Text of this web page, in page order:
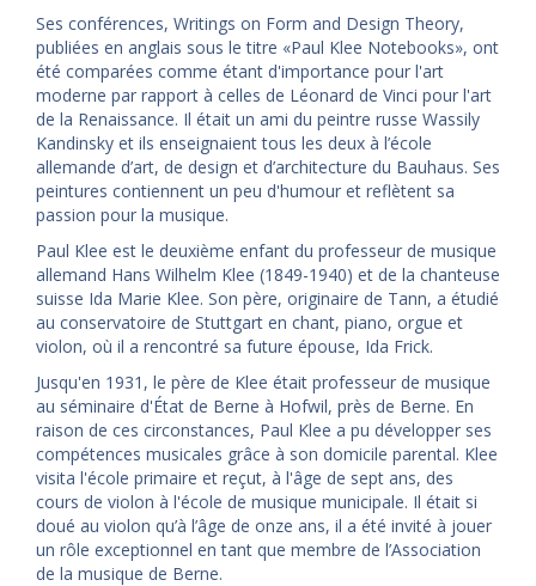
Ses conférences, Writings on Form and Design Theory,
publiées en anglais sous le titre «Paul Klee Notebooks», ont
été comparées comme étant d'importance pour l'art
moderne par rapport à celles de Léonard de Vinci pour l'art
de la Renaissance. Il était un ami du peintre russe Wassily
Kandinsky et ils enseignaient tous les deux à l’école
allemande d’art, de design et d’architecture du Bauhaus. Ses
peintures contiennent un peu d'humour et reflètent sa
passion pour la musique.
Paul Klee est le deuxième enfant du professeur de musique
allemand Hans Wilhelm Klee (1849-1940) et de la chanteuse
suisse Ida Marie Klee. Son père, originaire de Tann, a étudié
au conservatoire de Stuttgart en chant, piano, orgue et
violon, où il a rencontré sa future épouse, Ida Frick.
Jusqu'en 1931, le père de Klee était professeur de musique
au séminaire d'État de Berne à Hofwil, près de Berne. En
raison de ces circonstances, Paul Klee a pu développer ses
compétences musicales grâce à son domicile parental. Klee
visita l'école primaire et reçut, à l'âge de sept ans, des
cours de violon à l'école de musique municipale. Il était si
doué au violon qu’à l’âge de onze ans, il a été invité à jouer
un rôle exceptionnel en tant que membre de l’Association
de la musique de Berne.